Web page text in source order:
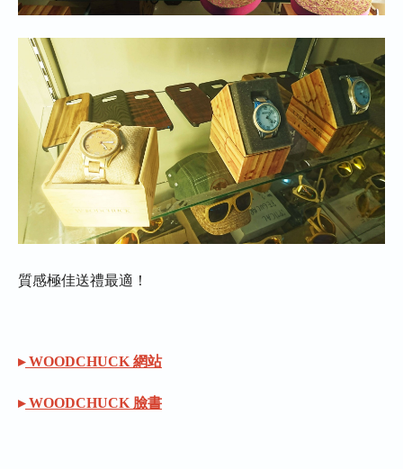
質感極佳送禮最適！
▸ WOODCHUCK 網站
▸ WOODCHUCK 臉書